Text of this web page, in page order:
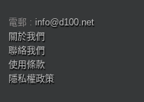
電郵 : info@d100.net
關於我們
聯絡我們
使用條款
隱私權政策